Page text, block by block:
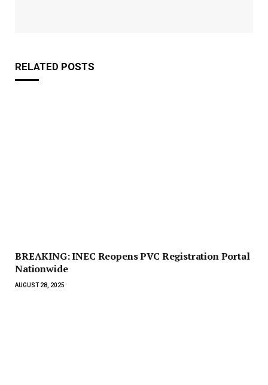
RELATED POSTS
BREAKING: INEC Reopens PVC Registration Portal
Nationwide
AUGUST 28, 2025